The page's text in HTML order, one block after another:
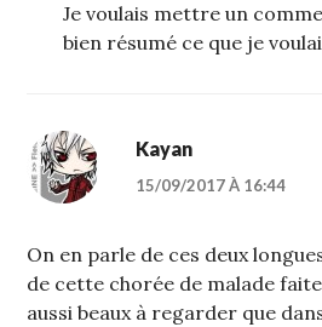
Je voulais mettre un
bien résumé ce que je
Kayan
15/09/2017 À 16:44
On en parle de ces deux
de cette chorée de malade
aussi beaux à regarder que